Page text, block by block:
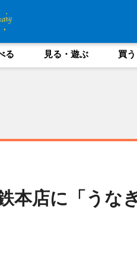
る 見る・遊ぶ 買う
本店に「う